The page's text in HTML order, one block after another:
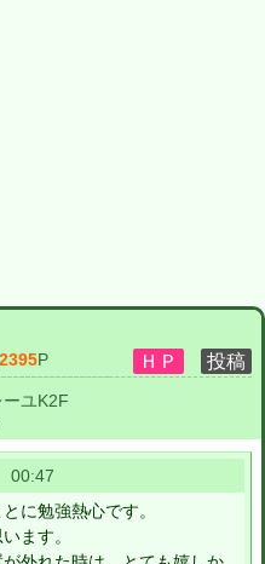
2395P
ユK2F
に勉強熱心です。
ます。